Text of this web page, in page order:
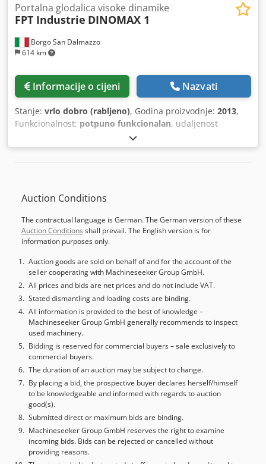
Borgo San Dalmazzo
614 km
Portalna glodalica visoke dinamike
FPT Industrie DINOMAX 1
Informacije o cijeni Nazvati
Stanje: vrlo dobro (rabljeno), Godina proizvodnje: 2013,
Funkcionalnost: potpuno funkcionalan, udaljenost
, pomak osi Y:
osi Z:1.100 mm, brzina pomaka osi X:50 m/min, brzina
posmaka osi Y:50 m/min, brzina posmaka Z-os:50 m/min,
moment:128 Nm, nos vretena:
Hod Y osi (poprečno): 2.200 mm Hod Z osi (vertikalno):
1.100 mm Maksimalna brzina interpoliranih osi: 50 m/min
RADNA POVRŠINA Dimenzije: 4.000 x 2.000 mm Visina: 300
mm Nosivost: 15 T/m2 T-utor za pričvršćivanje komada: 28
mm DIN 650 (H12), komplet s nivelatorima. Smjer T-utor
paralelan je pomaku X ose. OSOVINSKE KARAKTERISTIKE:
Brzina posmaka osi: 50.000 mm/min Dedjzb Evlopfx Acgjck
Ubrzanje: 4 m/s2 RADNI PROSTOR Maksimalni horizontalni
prolaz: 3.200 mm Maksimalni vertikalni prolaz ispod
poprečne grede: 1.926 mm Visina radne površine od tla:
330 mm KONTINUIRANO POZICIONIRAJUĆA UNIVERZALNA
GLAVA ZA ELEKTROVRETENO Automatska univerzalna glava
s mogućnošću pozicioniranja na 360.000 pozicija (svakih
0,001°). Rotaciju pokreću direct-drive motori i upravljaju
CNC-om kao pozicijska osa. Automatsko stezanje alata.
Omogućuje podrezivanje do 10°. Unutarnji sustav hlađenja
ležajeva i osovinskih motora. Raspon rotacije osi B: +/-185°
Raspon rotacije osi A: +/-185° Maksimalna brzina rotacije
osi: 30 o/min Maksimalni moment na A/C osima u radu:
450 Nm Moment stezanja osi: 1.400 Nm Dostupna snaga
Auction Conditions
The contractual language is German. The German version of these
Auction Conditions shall prevail. The English version is for
information purposes only.
Auction goods are sold on behalf of and for the account of the
seller cooperating with Machineseeker Group GmbH.
All prices and bids are net prices and do not include VAT.
Stated dismantling and loading costs are binding.
All information is provided to the best of knowledge –
Machineseeker Group GmbH generally recommends to inspect
used machinery.
Bidding is reserved for commercial buyers – sale exclusively to
commercial buyers.
The duration of an auction may be subject to change.
By placing a bid, the prospective buyer declares herself/himself
to be knowledgeable and informed with regards to auction
good(s).
Submitted direct or maximum bids are binding.
Machineseeker Group GmbH reserves the right to examine
incoming bids. Bids can be rejected or cancelled without
providing reasons.